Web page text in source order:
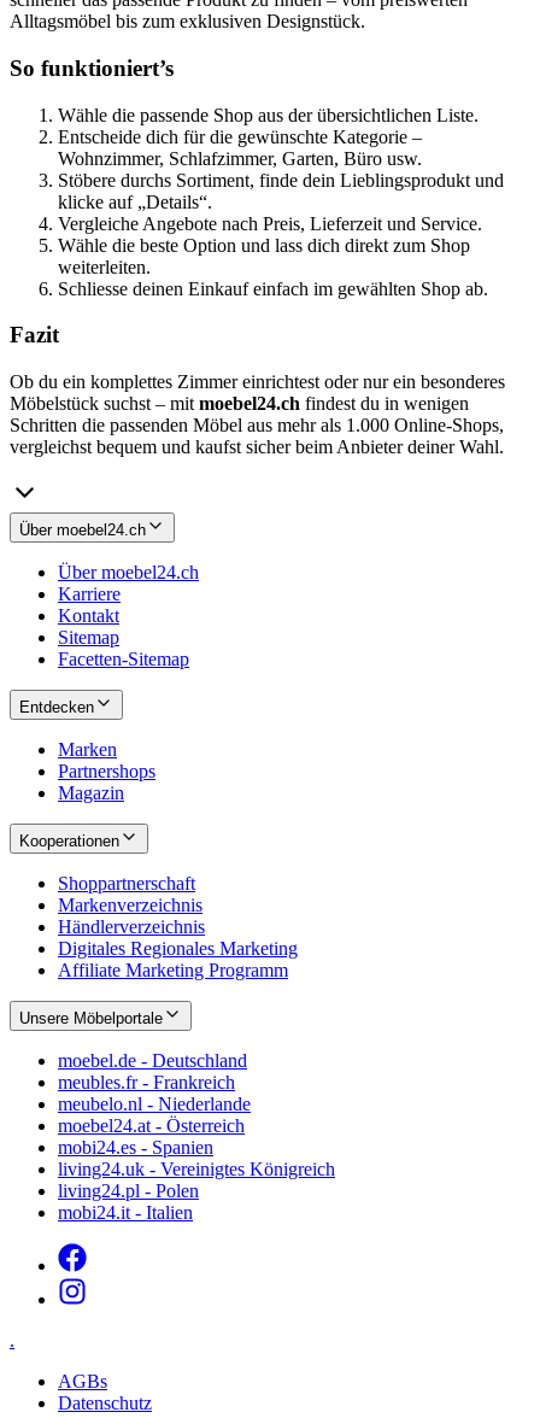
Alltagsmöbel bis zum exklusiven Designstück.
So funktioniert’s
Wähle die passende Shop aus der übersichtlichen Liste.
Entscheide dich für die gewünschte Kategorie –
Wohnzimmer, Schlafzimmer, Garten, Büro usw.
Stöbere durchs Sortiment, finde dein Lieblingsprodukt und
klicke auf „Details“.
Vergleiche Angebote nach Preis, Lieferzeit und Service.
Wähle die beste Option und lass dich direkt zum Shop
weiterleiten.
Schliesse deinen Einkauf einfach im gewählten Shop ab.
Fazit
Ob du ein komplettes Zimmer einrichtest oder nur ein besonderes
Möbelstück suchst – mit moebel24.ch findest du in wenigen
Schritten die passenden Möbel aus mehr als 1.000 Online-Shops,
vergleichst bequem und kaufst sicher beim Anbieter deiner Wahl.
Über moebel24.ch
Über moebel24.ch
Karriere
Kontakt
Sitemap
Facetten-Sitemap
Entdecken
Marken
Partnershops
Magazin
Kooperationen
Shoppartnerschaft
Markenverzeichnis
Händlerverzeichnis
Digitales Regionales Marketing
Affiliate Marketing Programm
Unsere Möbelportale
moebel.de - Deutschland
meubles.fr - Frankreich
meubelo.nl - Niederlande
moebel24.at - Österreich
mobi24.es - Spanien
living24.uk - Vereinigtes Königreich
living24.pl - Polen
mobi24.it - Italien
.
AGBs
Datenschutz